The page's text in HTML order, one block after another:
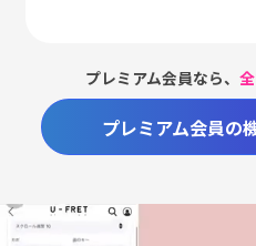
プレミアム会員なら、
プレミアム会員の